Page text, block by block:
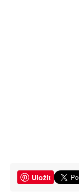
Uložit